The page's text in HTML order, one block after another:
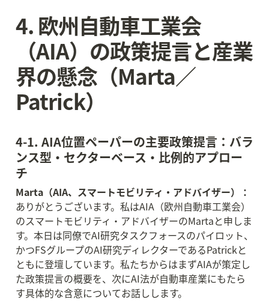
4. 欧州自動車工業会
（AIA）の政策提言と産業
界の懸念（Marta／
Patrick）
4-1. AIA位置ペーパーの主要政策提言：バラ
ンス型・セクターベース・比例的アプロー
チ
Marta（AIA、スマートモビリティ・アドバイザー）：
ありがとうございます。私はAIA（欧州自動車工業会）
のスマートモビリティ・アドバイザーのMartaと申しま
す。本日は同僚でAI研究タスクフォースのパイロット、
かつFSグループのAI研究ディレクターであるPatrickと
ともに登壇しています。私たちからはまずAIAが策定し
た政策提言の概要を、次にAI法が自動車産業にもたら
す具体的な含意についてお話しします。